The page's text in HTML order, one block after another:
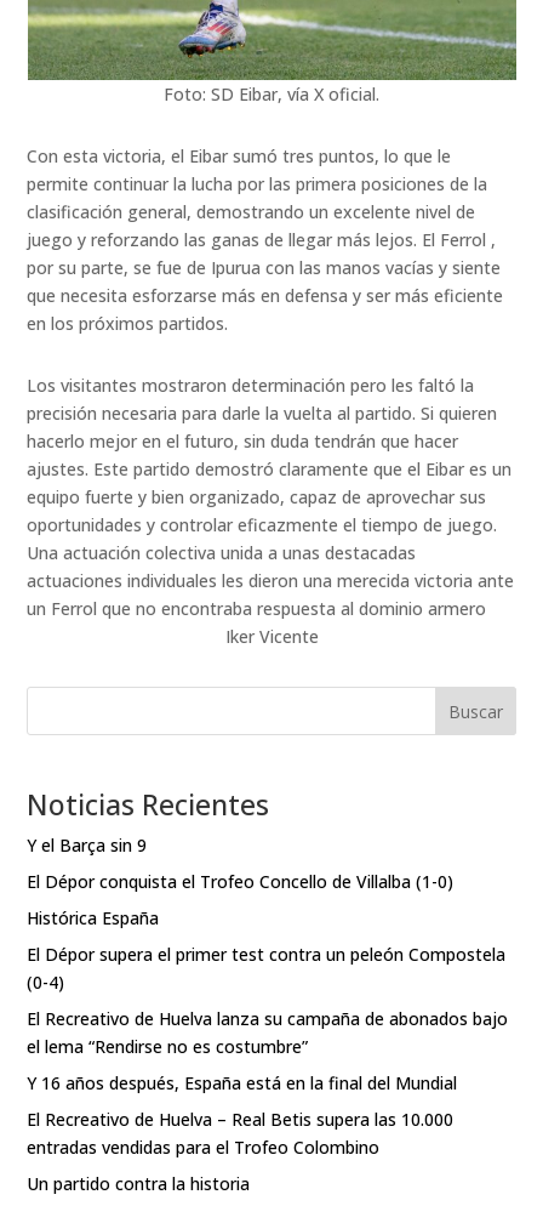
Foto: SD Eibar, vía X oficial.
Con esta victoria, el Eibar sumó tres puntos, lo que le
permite continuar la lucha por las primera posiciones de la
clasificación general, demostrando un excelente nivel de
juego y reforzando las ganas de llegar más lejos. El Ferrol ,
por su parte, se fue de Ipurua con las manos vacías y siente
que necesita esforzarse más en defensa y ser más eficiente
en los próximos partidos.
Los visitantes mostraron determinación pero les faltó la
precisión necesaria para darle la vuelta al partido. Si quieren
hacerlo mejor en el futuro, sin duda tendrán que hacer
ajustes. Este partido demostró claramente que el Eibar es un
equipo fuerte y bien organizado, capaz de aprovechar sus
oportunidades y controlar eficazmente el tiempo de juego.
Una actuación colectiva unida a unas destacadas
actuaciones individuales les dieron una merecida victoria ante
un Ferrol que no encontraba respuesta al dominio armero
Iker Vicente
Buscar
Noticias Recientes
Y el Barça sin 9
El Dépor conquista el Trofeo Concello de Villalba (1-0)
Histórica España
El Dépor supera el primer test contra un peleón Compostela
(0-4)
El Recreativo de Huelva lanza su campaña de abonados bajo
el lema “Rendirse no es costumbre”
Y 16 años después, España está en la final del Mundial
El Recreativo de Huelva – Real Betis supera las 10.000
entradas vendidas para el Trofeo Colombino
Un partido contra la historia